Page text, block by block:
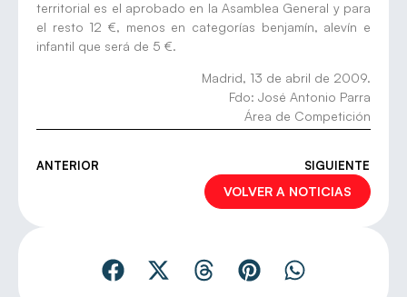
territorial es el aprobado en la Asamblea General y para
el resto 12 €, menos en categorías benjamín, alevín e
infantil que será de 5 €.
Madrid, 13 de abril de 2009.
Fdo: José Antonio Parra
Área de Competición
ANTERIOR SIGUIENTE
VOLVER A NOTICIAS